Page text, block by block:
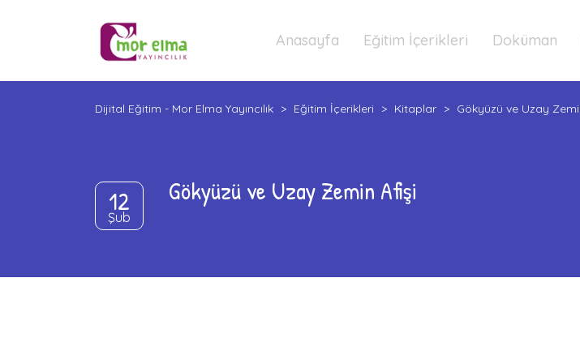
Anasayfa Eğitim İçerikleri Doküman
Dijital Eğitim - Mor Elma Yayıncılık > Eğitim İçerikleri > Kitaplar > Gökyüzü ve Uzay
12
Şub
Gökyüzü ve Uzay Zemin Afişi